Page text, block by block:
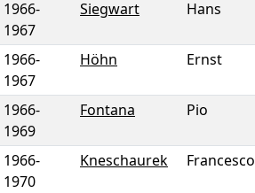
1966-
1967
Siegwart Hans
1966-
1967
Höhn Ernst
1966-
1969
Fontana Pio
1966-
1970
Kneschaurek Francesco